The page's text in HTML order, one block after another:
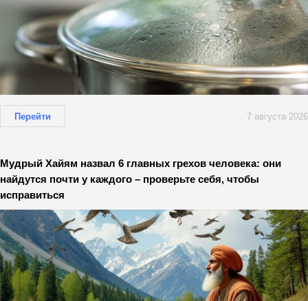
Перейти 7 августа 2026
Мудрый Хайям назвал 6 главных грехов человека: они
найдутся почти у каждого – проверьте себя, чтобы
исправиться